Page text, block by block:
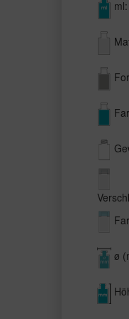
ml:
ø